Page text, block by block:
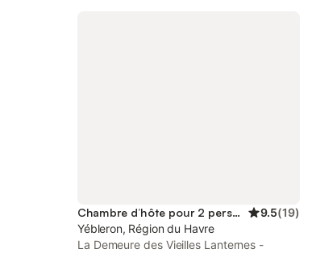
Chambre d’hôte pour 2 personnes 9.5(19)
Yébleron, Région du Havre
La Demeure des Vieilles Lanternes -